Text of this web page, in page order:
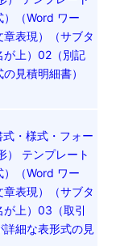
）（Word ワー
章表現）（サブタ
が上）02（別記
見積明細書）
・様式・フォー
） テンプレート
）（Word ワー
章表現）（サブタ
が上）03（取引
細な表形式の見